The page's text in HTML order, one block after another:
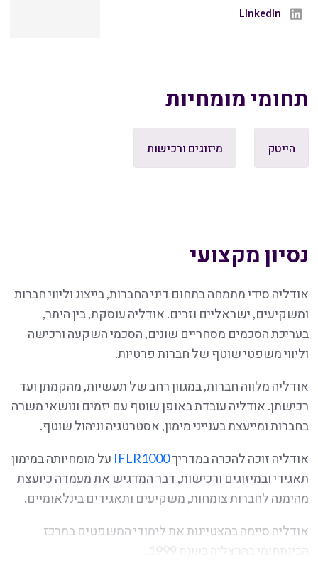
Linkedin
תחומי מומחיות
הייטק מיזוגים ורכישות
נסיון מקצועי
אודליה סידי מתמחה בתחום דיני החברות, בייצוג וליווי חברות
ומשקיעים, ישראליים וזרים. אודליה עוסקת, בין היתר,
בעריכת הסכמים מסחריים שונים, הסכמי השקעה ורכישה
וליווי משפטי שוטף של חברות פרטיות.
אודליה מלווה חברות, במגוון רחב של תעשיות, מהקמתן ועד
רכישתן. אודליה עובדת באופן שוטף עם יזמים ונושאי משרה
בחברות ומייעצת בענייני מימון, אסטרטגיה וניהול שוטף.
אודליה זוכה להכרה במדריךIFLR1000 על מומחיותה במימון
תאגידי ובמיזוגים ורכישות, דבר המדגיש את מעמדה כיועצת
מהימנה לחברות צומחות, משקיעים ותאגידים בינלאומיים.
אודליה סיימה בהצטיינות את לימודי המשפטים במרכז
הבינתחומי בהרצליה בשנת 1999.